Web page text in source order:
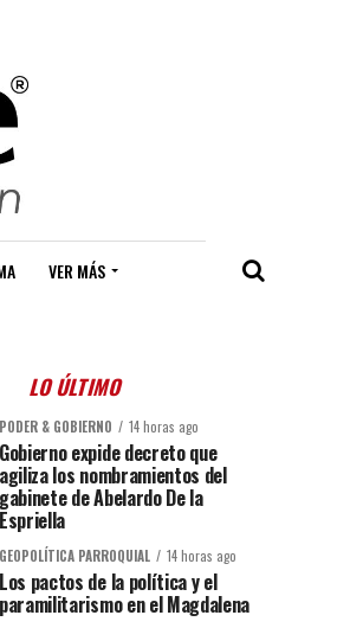
VER MÁS
LO ÚLTIMO
PODER & GOBIERNO 14 horas ago
Gobierno expide decreto que
agiliza los nombramientos del
gabinete de Abelardo De la
Espriella
GEOPOLÍTICA PARROQUIAL 14 horas ago
Los pactos de la política y el
paramilitarismo en el Magdalena